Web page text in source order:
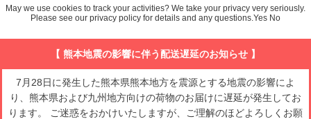
【 熊本地震の影響に伴う配送遅延のお知らせ 】
7月28日に発生した熊本県熊本地方を震源とする地震の影響によ
り、熊本県および九州地方向けの荷物のお届けに遅延が発生してお
ります。 ご迷惑をおかけいたしますが、ご理解のほどよろしくお願
May we use cookies to track your activities? We take your privacy very seriously.
Please see our privacy policy for details and any questions.Yes No